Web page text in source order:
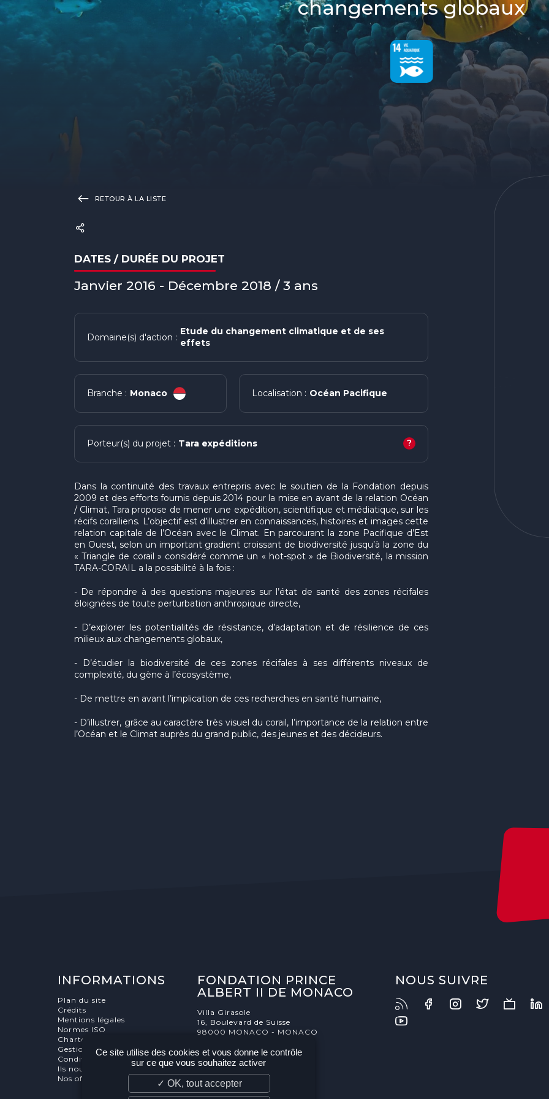
changements globaux
RETOUR À LA LISTE
DATES / DURÉE DU PROJET
Janvier 2016 - Décembre 2018 / 3 ans
Domaine(s) d'action :
Etude du changement climatique et de ses
effets
Branche : Monaco Localisation : Océan Pacifique
Porteur(s) du projet : Tara expéditions ?
Dans la continuité des travaux entrepris avec le soutien de la Fondation depuis
2009 et des efforts fournis depuis 2014 pour la mise en avant de la relation Océan
/ Climat, Tara propose de mener une expédition, scientifique et médiatique, sur les
récifs coralliens. L’objectif est d’illustrer en connaissances, histoires et images cette
relation capitale de l’Océan avec le Climat. En parcourant la zone Pacifique d’Est
en Ouest, selon un important gradient croissant de biodiversité jusqu’à la zone du
« Triangle de corail » considéré comme un « hot-spot » de Biodiversité, la mission
TARA-CORAIL a la possibilité à la fois :
- De répondre à des questions majeures sur l’état de santé des zones récifales
éloignées de toute perturbation anthropique directe,
- D’explorer les potentialités de résistance, d’adaptation et de résilience de ces
milieux aux changements globaux,
- D’étudier la biodiversité de ces zones récifales à ses différents niveaux de
complexité, du gène à l’écosystème,
- De mettre en avant l’implication de ces recherches en santé humaine,
- D’illustrer, grâce au caractère très visuel du corail, l’importance de la relation entre
l’Océan et le Climat auprès du grand public, des jeunes et des décideurs.
INFORMATIONS
Plan du site
Crédits
Mentions légales
Normes ISO
Charte éthique
Gestion des cookies
Conditions générale de vente
Ils nous soutiennent
Nos offres d'emploi et stages
FONDATION PRINCE
ALBERT II DE MONACO
Villa Girasole
16, Boulevard de Suisse
98000 MONACO - MONACO
NOUS SUIVRE
Ce site utilise des cookies et vous donne le contrôle
sur ce que vous souhaitez activer
✓ OK, tout accepter